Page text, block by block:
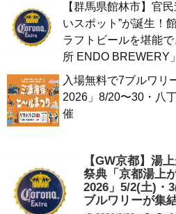
【群馬県館林市】官
いスポット”が誕生！
ラフトビールを堪能
所 ENDO BREWERY
入場無料で7ブルワリ
2026」8/20〜30・八
催
【GW京都】湯
祭典「京都湯上
2026」5/2(土)・
ブルワリーが集